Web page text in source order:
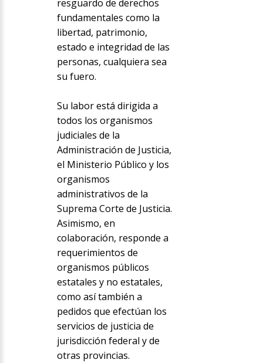
resguardo de derechos
fundamentales como la
libertad, patrimonio,
estado e integridad de las
personas, cualquiera sea
su fuero.
Su labor está dirigida a
todos los organismos
judiciales de la
Administración de Justicia,
el Ministerio Público y los
organismos
administrativos de la
Suprema Corte de Justicia.
Asimismo, en
colaboración, responde a
requerimientos de
organismos públicos
estatales y no estatales,
como así también a
pedidos que efectúan los
servicios de justicia de
jurisdicción federal y de
otras provincias.